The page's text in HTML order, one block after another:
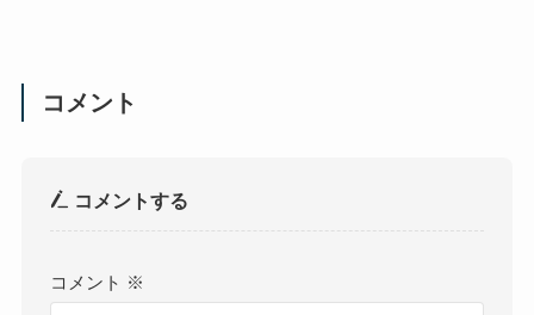
コメント
コメントする
コメント ※